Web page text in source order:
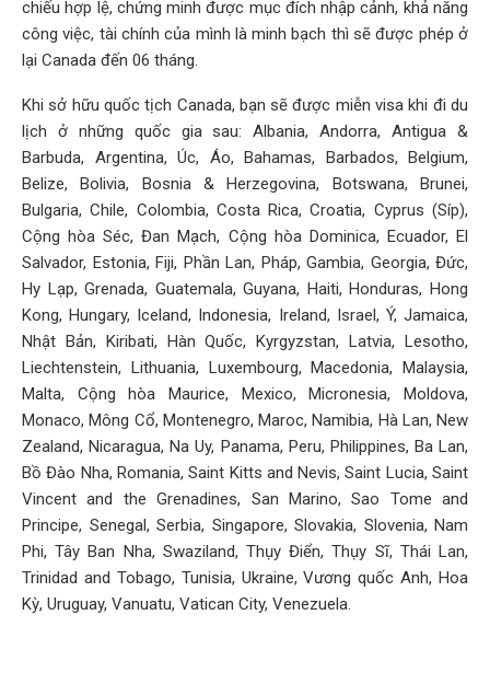
chiếu hợp lệ, chứng minh được mục đích nhập cảnh, khả năng
công việc, tài chính của mình là minh bạch thì sẽ được phép ở
lại Canada đến 06 tháng.
Khi sở hữu quốc tịch Canada, bạn sẽ được miễn visa khi đi du
lịch ở những quốc gia sau: Albania, Andorra, Antigua &
Barbuda, Argentina, Úc, Áo, Bahamas, Barbados, Belgium,
Belize, Bolivia, Bosnia & Herzegovina, Botswana, Brunei,
Bulgaria, Chile, Colombia, Costa Rica, Croatia, Cyprus (Síp),
Cộng hòa Séc, Đan Mạch, Cộng hòa Dominica, Ecuador, El
Salvador, Estonia, Fiji, Phần Lan, Pháp, Gambia, Georgia, Đức,
Hy Lạp, Grenada, Guatemala, Guyana, Haiti, Honduras, Hong
Kong, Hungary, Iceland, Indonesia, Ireland, Israel, Ý, Jamaica,
Nhật Bản, Kiribati, Hàn Quốc, Kyrgyzstan, Latvia, Lesotho,
Liechtenstein, Lithuania, Luxembourg, Macedonia, Malaysia,
Malta, Cộng hòa Maurice, Mexico, Micronesia, Moldova,
Monaco, Mông Cổ, Montenegro, Maroc, Namibia, Hà Lan, New
Zealand, Nicaragua, Na Uy, Panama, Peru, Philippines, Ba Lan,
Bồ Đào Nha, Romania, Saint Kitts and Nevis, Saint Lucia, Saint
Vincent and the Grenadines, San Marino, Sao Tome and
Principe, Senegal, Serbia, Singapore, Slovakia, Slovenia, Nam
Phi, Tây Ban Nha, Swaziland, Thụy Điển, Thụy Sĩ, Thái Lan,
Trinidad and Tobago, Tunisia, Ukraine, Vương quốc Anh, Hoa
Kỳ, Uruguay, Vanuatu, Vatican City, Venezuela.